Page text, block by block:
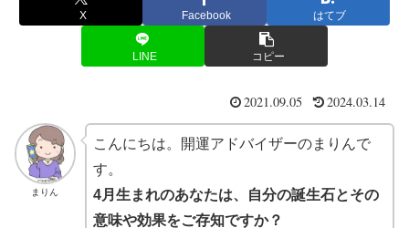
X Facebook はてブ
LINE コピー
2021.09.05 2024.03.14
まりん
こんにちは。開運アドバイザーのまりんで
す。
4月生まれのあなたは、自分の誕生石とその
意味や効果をご存知ですか？